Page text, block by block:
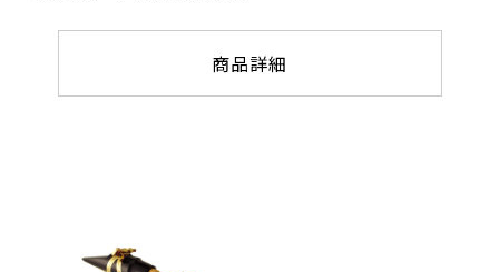
商品詳細